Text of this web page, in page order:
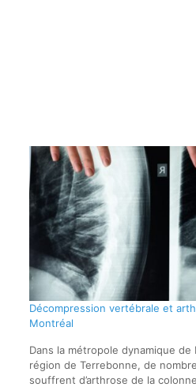
Décompression vertébrale et
Montréal
Dans la métropole dynamique
région de Terrebonne, de
souffrent d’arthrose de la